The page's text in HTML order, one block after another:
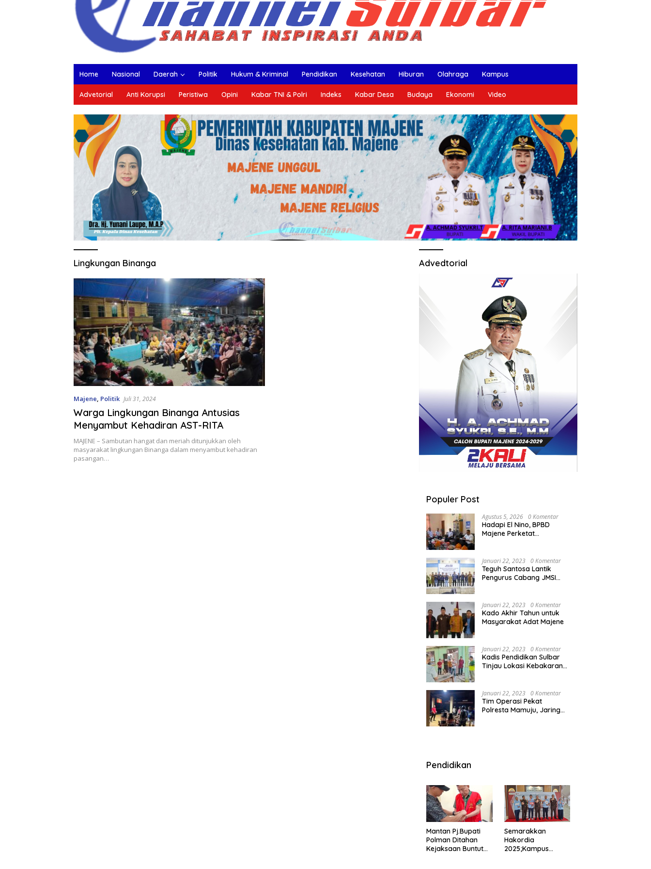
Home Nasional Daerah Politik Hukum & Kriminal Pendidikan Kesehatan Hiburan Olahraga Kampus
Advetorial Anti Korupsi Peristiwa Opini Kabar TNI & Polri Indeks Kabar Desa Budaya Ekonomi Video
Lingkungan Binanga
Majene, Politik Juli 31, 2024
Warga Lingkungan Binanga Antusias
Menyambut Kehadiran AST-RITA
MAJENE – Sambutan hangat dan meriah ditunjukkan oleh
masyarakat lingkungan Binanga dalam menyambut kehadiran
pasangan…
Advedtorial
Populer Post
Agustus 5, 2026 0 Komentar
Hadapi El Nino, BPBD
Majene Perketat
Januari 22, 2023 0 Komentar
Teguh Santosa Lantik
Pengurus Cabang JMSI
Januari 22, 2023 0 Komentar
Kado Akhir Tahun untuk
Masyarakat Adat Majene
Januari 22, 2023 0 Komentar
Kadis Pendidikan Sulbar
Tinjau Lokasi Kebakaran
Januari 22, 2023 0 Komentar
Tim Operasi Pekat
Polresta Mamuju, Jaring
Pendidikan
Mantan Pj.Bupati
Polman Ditahan
Kejaksaan Buntut
Semarakkan
Hakordia
2025;Kampus